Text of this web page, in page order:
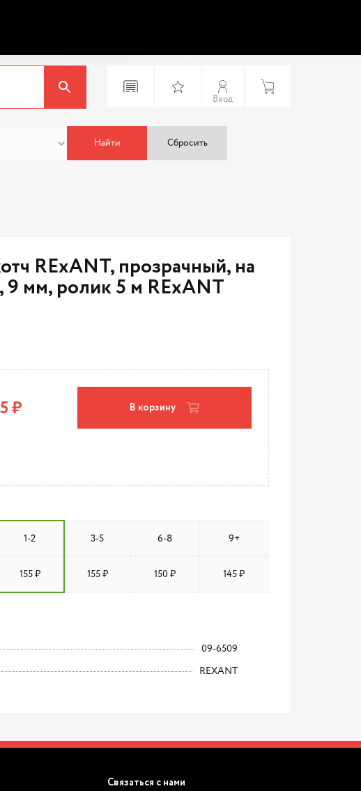
Вход
Найти Сбросить
RExANT, прозрачный, на
9 мм, ролик 5 м RExANT
₽ В корзину
1-2 3-5 6-8 9+
155 ₽ 155 ₽ 150 ₽ 145 ₽
09-6509
REXANT
Связаться с нами